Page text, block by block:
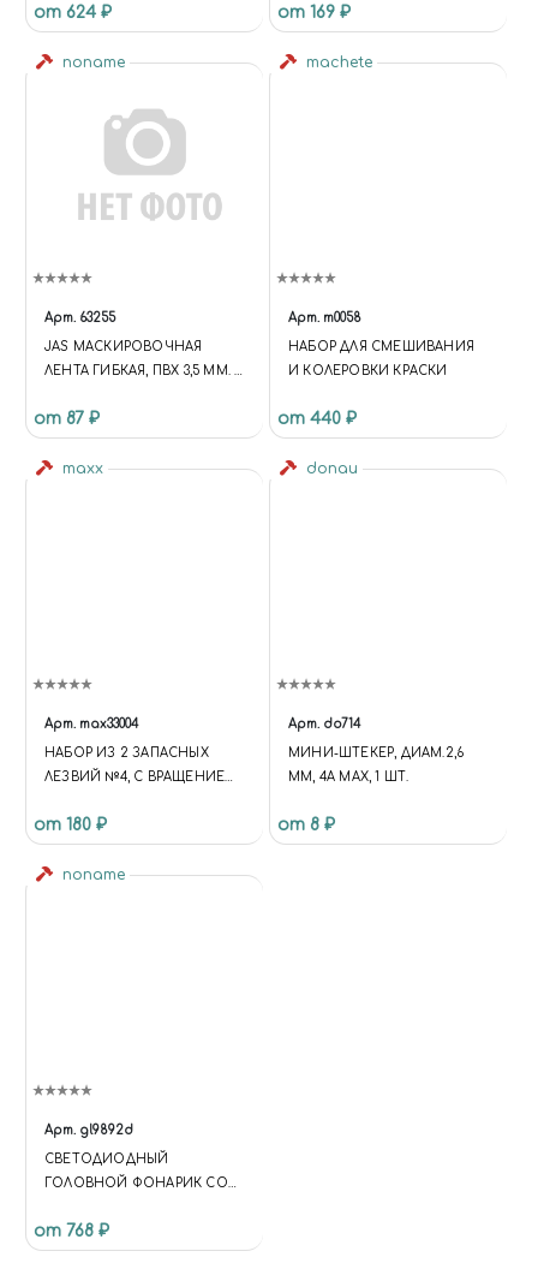
от 624 ₽
(ГРАФИТ)" / WATERCOLOR
PENCIL GUN METAL
(GRAPHITE)
от 169 ₽
noname
Арт. 63255
JAS МАСКИРОВОЧНАЯ
ЛЕНТА ГИБКАЯ, ПВХ 3,5 ММ. Х
от 87 ₽
machete
Арт. m0058
НАБОР ДЛЯ СМЕШИВАНИЯ
И КОЛЕРОВКИ КРАСКИ
от 440 ₽
maxx
Арт. max33004
НАБОР ИЗ 2 ЗАПАСНЫХ
ЛЕЗВИЙ №4, С ВРАЩЕНИЕМ
от 180 ₽
donau
Арт. do714
МИНИ-ШТЕКЕР, ДИАМ.2,6
ММ, 4А MAX, 1 ШТ.
от 8 ₽
noname
Арт. gl9892d
СВЕТОДИОДНЫЙ
ГОЛОВНОЙ ФОНАРИК СО
И 20Х
от 768 ₽